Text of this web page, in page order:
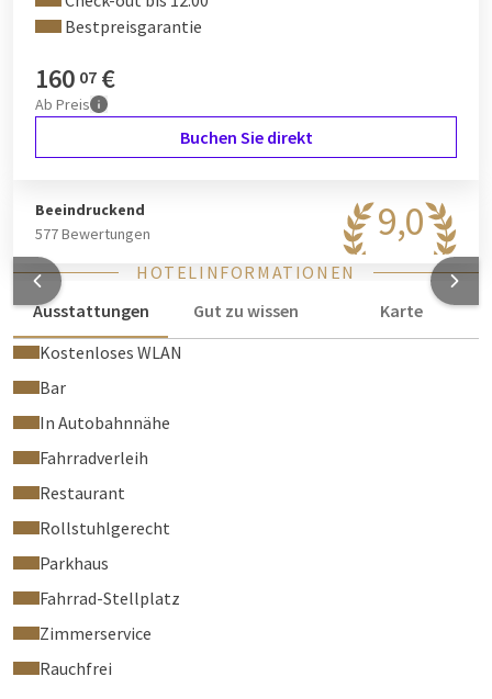
Bestpreisgarantie
160 07 €
Ab Preis
Buchen Sie direkt
9,0
Beeindruckend
577 Bewertungen
HOTELINFORMATIONEN
Ausstattungen
Gut zu wissen
Karte
Kostenloses WLAN
Bar
In Autobahnnähe
Fahrradverleih
Restaurant
Rollstuhlgerecht
Parkhaus
Fahrrad-Stellplatz
Zimmerservice
Rauchfrei